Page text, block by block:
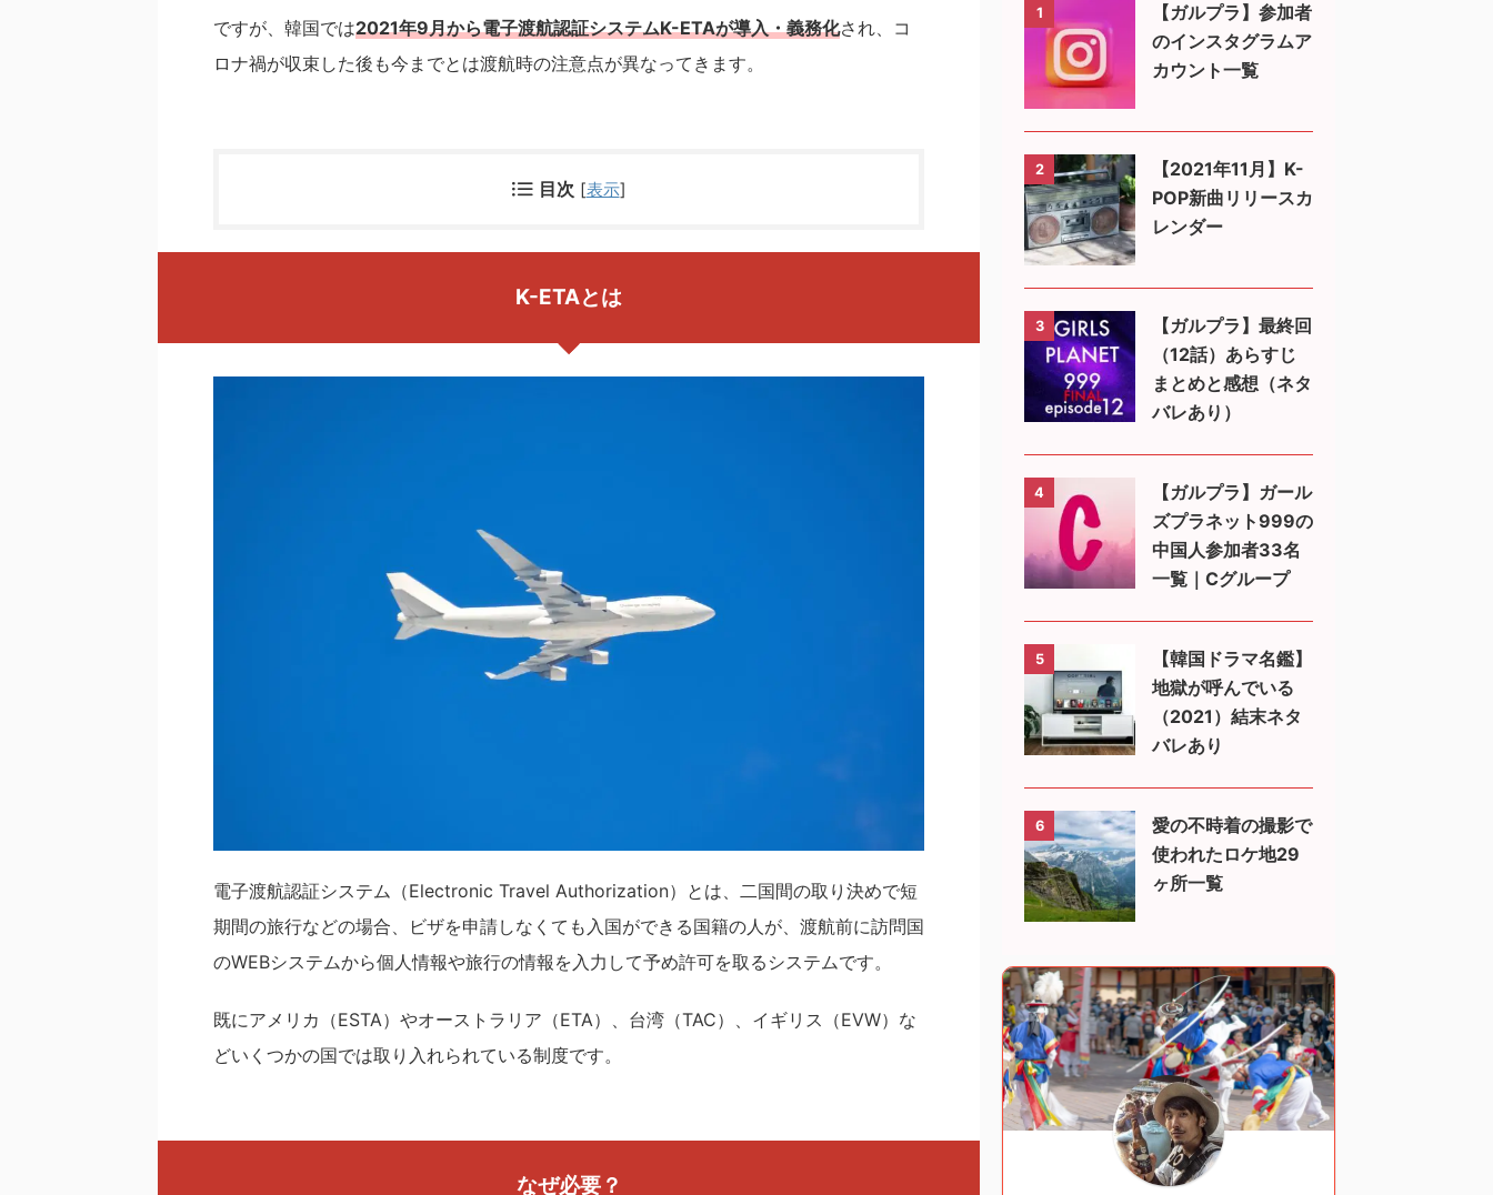
ですが、韓国では2021年9月から電子渡航認証システムK-ETAが導入・義務化され、コ
ロナ禍が収束した後も今までとは渡航時の注意点が異なってきます。
目次 [表示]
K-ETAとは
電子渡航認証システム（Electronic Travel Authorization）とは、二国間の取り決めで短
期間の旅行などの場合、ビザを申請しなくても入国ができる国籍の人が、渡航前に訪問国
のWEBシステムから個人情報や旅行の情報を入力して予め許可を取るシステムです。
既にアメリカ（ESTA）やオーストラリア（ETA）、台湾（TAC）、イギリス（EVW）な
どいくつかの国では取り入れられている制度です。
なぜ必要？
1
【ガルプラ】参加者
のインスタグラムア
カウント一覧
2
【2021年11月】K-
POP新曲リリースカ
レンダー
3
【ガルプラ】最終回
（12話）あらすじ
まとめと感想（ネタ
バレあり）
4
【ガルプラ】ガール
ズプラネット999の
中国人参加者33名
一覧｜Cグループ
5
【韓国ドラマ名鑑】
地獄が呼んでいる
（2021）結末ネタ
バレあり
6
愛の不時着の撮影で
使われたロケ地29
ヶ所一覧